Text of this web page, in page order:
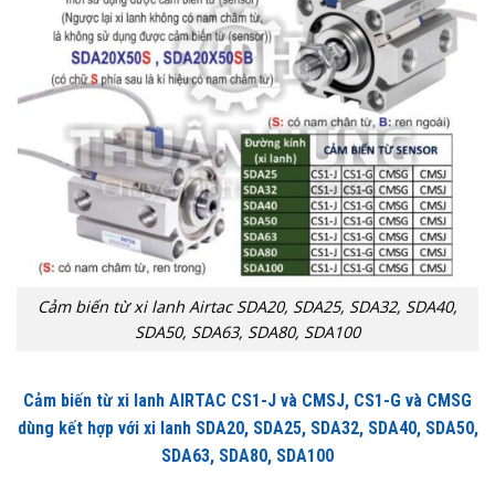
Cảm biến từ xi lanh Airtac SDA20, SDA25, SDA32, SDA40,
SDA50, SDA63, SDA80, SDA100
Cảm biến từ xi lanh AIRTAC CS1-J và CMSJ, CS1-G và CMSG
dùng kết hợp với xi lanh SDA20, SDA25, SDA32, SDA40, SDA50,
SDA63, SDA80, SDA100